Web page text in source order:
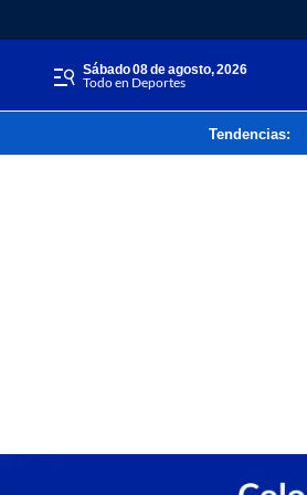
sábado 08 de agosto, 2026
Todo en Deportes
Tendencias: